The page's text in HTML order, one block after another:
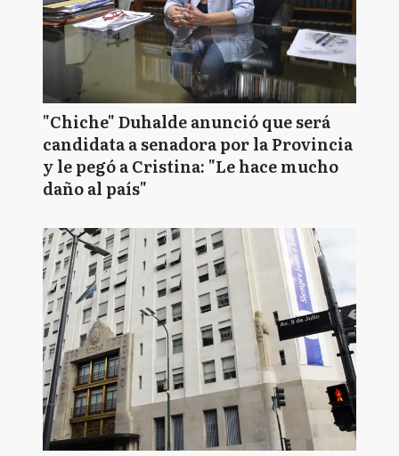
"Chiche" Duhalde anunció que será
candidata a senadora por la Provincia
y le pegó a Cristina: "Le hace mucho
daño al país"